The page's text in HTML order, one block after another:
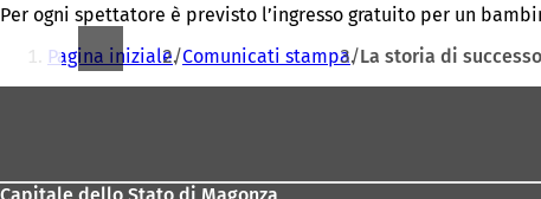
Per ogni spettatore è previsto l’ingresso gratuito per un
Siete
qui:
Pagina iniziale Comunicati stampa La storia di